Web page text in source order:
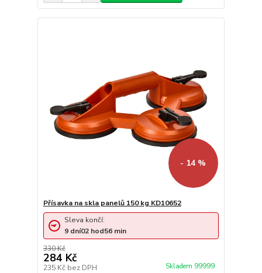
- 14 %
Přísavka na skla panelů 150 kg KD10652
330 Kč
284 Kč
235 Kč bez DPH Skladem 99999
Sleva končí:
9 dní02 hod56 min